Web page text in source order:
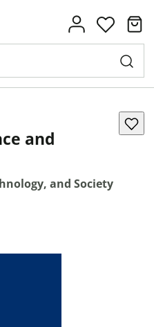
and
and Society